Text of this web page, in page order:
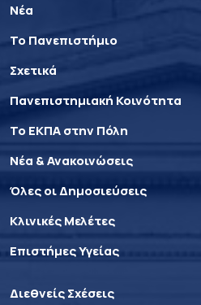
Νέα
Το Πανεπιστήμιο
Σχετικά
Πανεπιστημιακή Κοινότητα
Το ΕΚΠΑ στην Πόλη
Νέα & Ανακοινώσεις
Όλες οι Δημοσιεύσεις
Κλινικές Μελέτες
Επιστήμες Υγείας
Διεθνείς Σχέσεις